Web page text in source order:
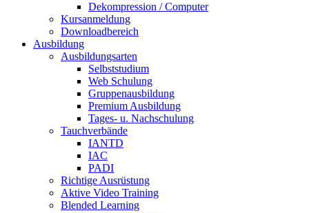
Dekompression / Computer
Kursanmeldung
Downloadbereich
Ausbildung
Ausbildungsarten
Selbststudium
Web Schulung
Gruppenausbildung
Premium Ausbildung
Tages- u. Nachschulung
Tauchverbände
IANTD
IAC
PADI
Richtige Ausrüstung
Aktive Video Training
Blended Learning